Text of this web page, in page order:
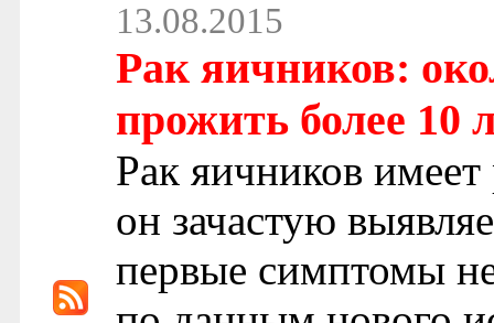
13.08.2015
Рак яичников:
прожить более 10
Рак яичников
он зачастую
первые симптомы